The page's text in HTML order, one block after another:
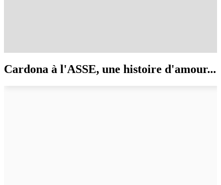
Cardona à l'ASSE, une histoire d'amour...